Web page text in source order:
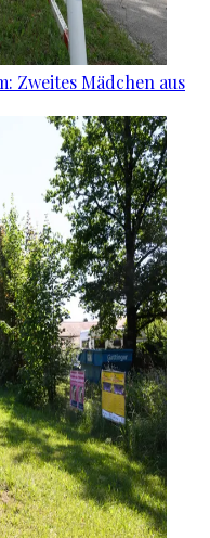
Zweites Mädchen aus